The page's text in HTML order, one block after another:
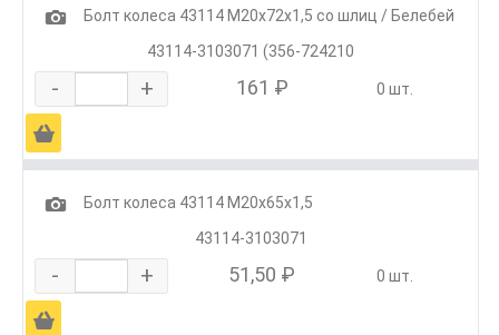
1
Болт колеса 43114 М20х72х1,5 со шлиц / Белебей
43114-3103071 (356-724210
- + 161 ₽ 0 шт.
Ä
1
Болт колеса 43114 М20х65х1,5
43114-3103071
- + 51,50 ₽ 0 шт.
Ä